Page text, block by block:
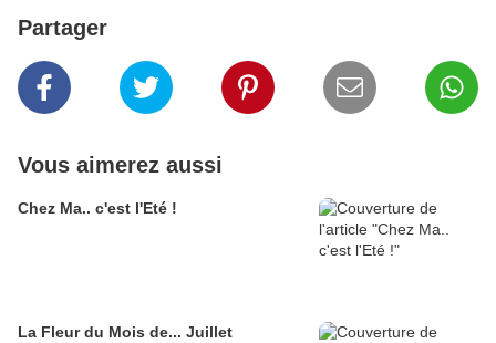
Partager
Vous aimerez aussi
Chez Ma.. c'est l'Eté !
La Fleur du Mois de... Juillet